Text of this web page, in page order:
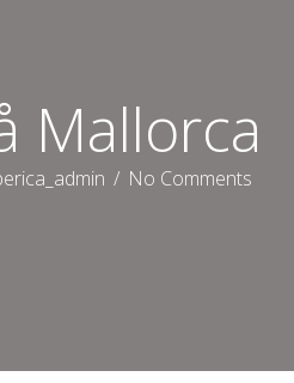
Mallorca
/ No Comments